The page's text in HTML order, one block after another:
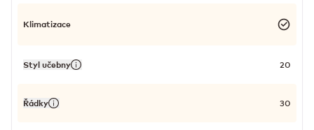
Klimatizace
Styl učebny 20
Řádky 30